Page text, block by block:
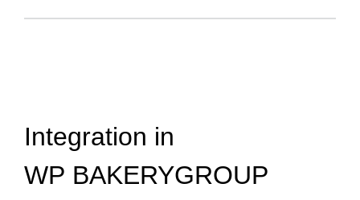
Integration in
WP BAKERYGROUP